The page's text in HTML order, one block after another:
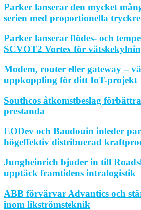
Parker lanserar den mycket
serien med proportionella
Parker lanserar flödes- och
SCVOT2 Vortex för
Modem, router eller gateway –
uppkoppling för ditt IoT-projekt
Southcos åtkomstbeslag
prestanda
EODev och Baudouin inleder
högeffektiv distribuerad
Jungheinrich bjuder in till
upptäck framtidens intralogistik
ABB förvärvar Advantics och
inom likströmsteknik